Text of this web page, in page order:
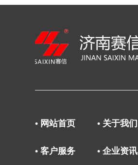
• 网站首页 • 关于我们
• 客户服务 • 企业资讯